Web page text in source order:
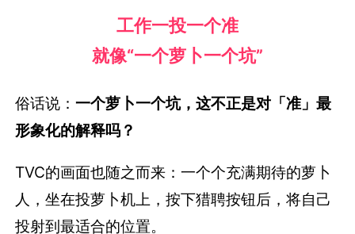
工作一投一个准
就像“一个萝卜一个坑”
俗话说：一个萝卜一个坑，这不正是对「准」最
形象化的解释吗？
TVC的画面也随之而来：一个个充满期待的萝卜
人，坐在投萝卜机上，按下猎聘按钮后，将自己
投射到最适合的位置。